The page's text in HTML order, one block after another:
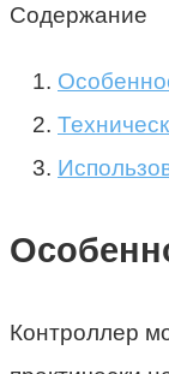
Содержание
Контроллер